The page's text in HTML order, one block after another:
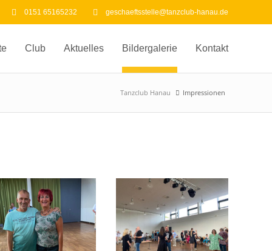
0151 65165232 geschaeftsstelle@tanzclub-hanau.de
Club Aktuelles Bildergalerie Kontakt
Tanzclub Hanau Impressionen